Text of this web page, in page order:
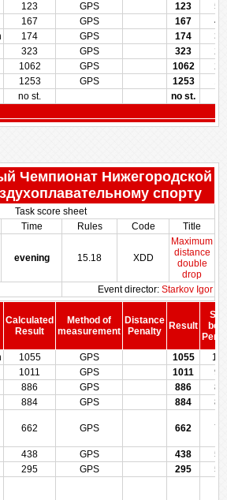
123 GPS 123
167 GPS 167
174 GPS 174
323 GPS 323
1062 GPS 1062
1253 GPS 1253
no st. no st.
Чемпионат Нижегородской
спорту
Task score sheet
Time Rules Code Title
evening 15.18 XDD
Maximum
distance
double
drop
Event director: Starkov Igor
Calculated
Result
Method of
measurement
Distance
Penalty
Result
1055 GPS 1055
1011 GPS 1011
886 GPS 886
884 GPS 884
662 GPS 662
438 GPS 438
295 GPS 295